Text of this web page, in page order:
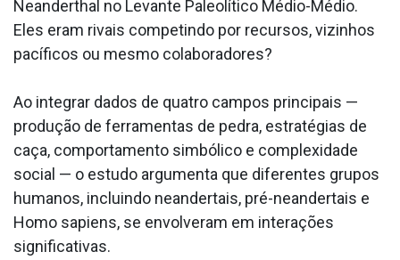
Neanderthal no Levante Paleolítico Médio-Médio.
Eles eram rivais competindo por recursos, vizinhos
pacíficos ou mesmo colaboradores?
Ao integrar dados de quatro campos principais —
produção de ferramentas de pedra, estratégias de
caça, comportamento simbólico e complexidade
social — o estudo argumenta que diferentes grupos
humanos, incluindo neandertais, pré-neandertais e
Homo sapiens, se envolveram em interações
significativas.